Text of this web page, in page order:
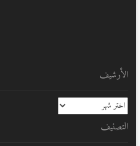
الأرشيف
الأرشيف
التصنيف